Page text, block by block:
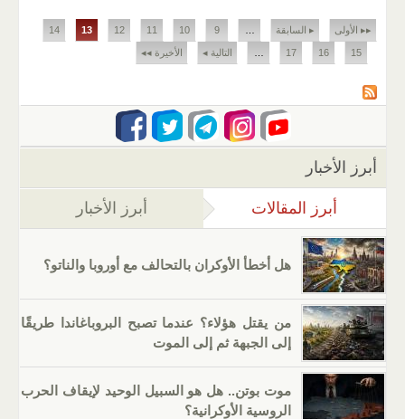
الصفحات
▸▸ الأولى ▸ السابقة 9
10
11
12
13
14
15
16
17 التالية ◂ الأخيرة ◂◂
أبرز الأخبار
أبرز المقالات (علامة التبويب النشطة)
أبرز الأخبار
هل أخطأ الأوكران بالتحالف مع أوروبا والناتو؟
من يقتل هؤلاء؟ عندما تصبح البروباغاندا طريقًا
إلى الجبهة ثم إلى الموت
موت بوتن.. هل هو السبيل الوحيد لإيقاف الحرب
الروسية الأوكرانية؟